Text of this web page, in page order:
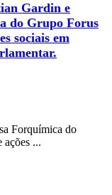
Gardin e
do Grupo Forus
sociais em
Forquímica do
ações ...